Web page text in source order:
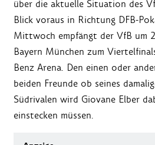
über die aktuelle Situation des
Blick voraus in Richtung DFB-
Mittwoch empfängt der VfB um
Bayern München zum
Benz Arena. Den einen oder
beiden Freunde ob seines
Südrivalen wird Giovane Elber
einstecken müssen.